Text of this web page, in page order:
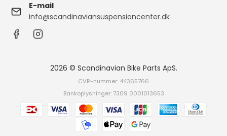
E-mail
info@scandinaviansuspensioncenter.dk
2026 © Scandinavian Bike Parts ApS.
CVR-nummer: 44365766
Bankoplysninger: 7309 0001013653